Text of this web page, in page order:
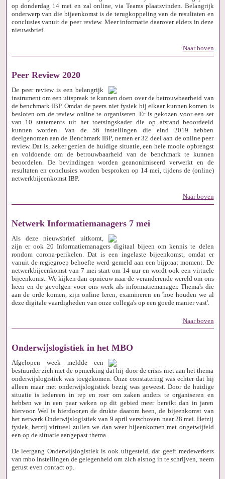
op donderdag 14 mei en zal online, via Teams plaatsvinden. Belangrijk
onderwerp van die bijeenkomst is de terugkoppeling van de resultaten en
conclusies vanuit de peer review. Meer informatie daarover elders in deze
nieuwsbrief.
Naar boven
Peer Review 2020
De peer review is een belangrijk
instrument om een uitspraak te kunnen doen over de betrouwbaarheid van
de benchmark IBP. Omdat de peers niet fysiek bij elkaar kunnen komen is
besloten om de review online te organiseren. Er is gekozen voor een set
van 10 statements uit het toetsingskader die op afstand beoordeeld
kunnen worden. Van de 56 instellingen die eind 2019 hebben
deelgenomen aan de Benchmark IBP, nemen er 32 deel aan de online peer
review. Dat is, zeker gezien de huidige situatie, een hele mooie opbrengst
en voldoende om de betrouwbaarheid van de benchmark te kunnen
beoordelen. De bevindingen worden geanonimiseerd verwerkt en de
resultaten en conclusies worden besproken op 14 mei, tijdens de (online)
netwerkbijeenkomst IBP.
Naar boven
Netwerk Informatiemanagers 7 mei
Als deze nieuwsbrief uitkomt,
zijn er ook 20 Informatiemanagers digitaal bijeen om kennis te delen
rondom corona-perikelen. Dat is een ingelaste bijeenkomst, omdat er
vanuit de regiegroep behoefte werd gemeld aan een bijpraat moment. De
netwerkbijeenkomst van 7 mei start om 14 uur en wordt ook een virtuele
bijeenkomst. We kijken dan opnieuw naar de veranderende wereld om ons
heen en de gevolgen voor ons werk als informatiemanager. Thema's die
aan de orde komen, zijn online leren, examineren en 'hoe houden we al
deze digitale vaardigheden van onze collega's op een goede manier vast'.
Naar boven
Onderwijslogistiek in het MBO
Afgelopen week meldde een
bestuurder zich met de opmerking dat hij door de crisis niet aan het thema
onderwijslogistiek was toegekomen. Onze constatering was echter dat hij
alleen maar met onderwijslogistiek bezig was geweest. Door de huidige
situatie is iedereen in rep en roer om zaken anders te organiseren en
hebben we in een paar weken op dit gebied meer bereikt dan in jaren
hiervoor. Wel is hierdoor,en de drukte daarom heen, de bijeenkomst van
het netwerk Onderwijslogistiek van 9 april verschoven naar 28 mei. Hetzij
fysiek, hetzij virtueel zullen we dan weer bijeenkomen met ongetwijfeld
een op de situatie aangepast thema.
De leergang Onderwijslogistiek is ook uitgesteld, dat geeft medewerkers
van mbo instellingen de gelegenheid om zich alsnog in te schrijven, neem
gerust even contact op.